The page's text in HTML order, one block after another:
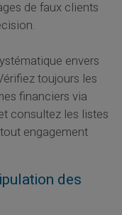
de faux clients
envers
toujours les
financiers via
consultez les listes
engagement
des